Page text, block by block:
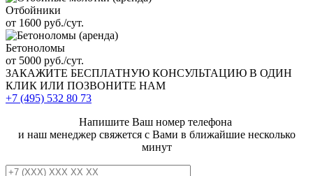
Отбойники
от 1600 руб./сут.
Бетоноломы
от 5000 руб./сут.
ЗАКАЖИТЕ БЕСПЛАТНУЮ КОНСУЛЬТАЦИЮ В ОДИН
КЛИК ИЛИ ПОЗВОНИТЕ НАМ
+7 (495) 532 80 73
Напишите Ваш номер телефона
и наш менеджер свяжется с Вами в ближайшие несколько
минут